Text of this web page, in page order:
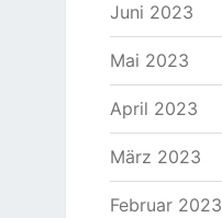
Juni 2023
Mai 2023
April 2023
März 2023
Februar 2023